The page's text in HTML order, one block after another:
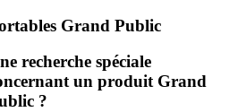
Grand Public
recherche spéciale
un produit Grand
?